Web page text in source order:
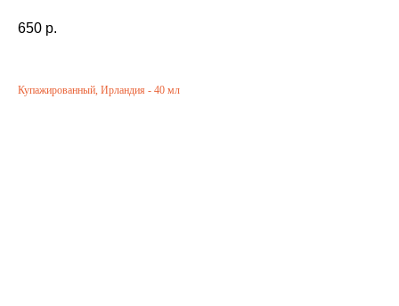
650 р.
Купажированный, Ирландия - 40 мл